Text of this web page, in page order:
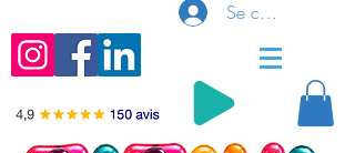
Se connecter